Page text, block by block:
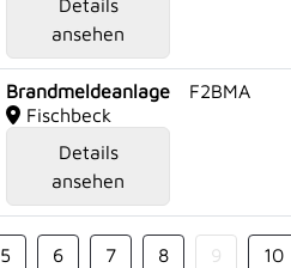
Details
ansehen
Brandmeldeanlage
Fischbeck
Details
ansehen
F2BMA
5 6 7 8 9 10